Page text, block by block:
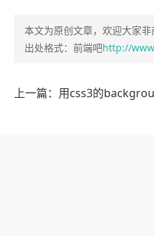
本文为原创文章，欢迎大家
出处格式：前端吧http://